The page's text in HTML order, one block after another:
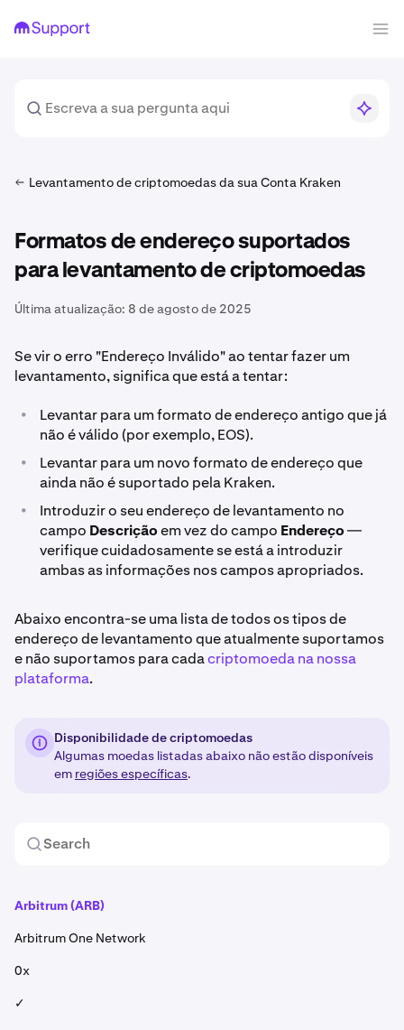
Levantamento de criptomoedas da sua Conta Kraken
Formatos de endereço suportados
para levantamento de criptomoedas
Última atualização: 8 de agosto de 2025
Se vir o erro "Endereço Inválido" ao tentar fazer um
levantamento, significa que está a tentar:
•
Levantar para um formato de endereço antigo que já
não é válido (por exemplo, EOS).
•
Levantar para um novo formato de endereço que
ainda não é suportado pela Kraken.
•
Introduzir o seu endereço de levantamento no
campo Descriçãoem vez do campo Endereço—
verifique cuidadosamente se está a introduzir
ambas as informações nos campos apropriados.
Abaixo encontra-se uma lista de todos os tipos de
endereço de levantamento que atualmente suportamos
e não suportamos para cadacriptomoeda na nossa
plataforma.
Disponibilidade de criptomoedas
Algumas moedas listadas abaixo não estão disponíveis
em regiões específicas.
Arbitrum(ARB)
Arbitrum One Network
0x
✓